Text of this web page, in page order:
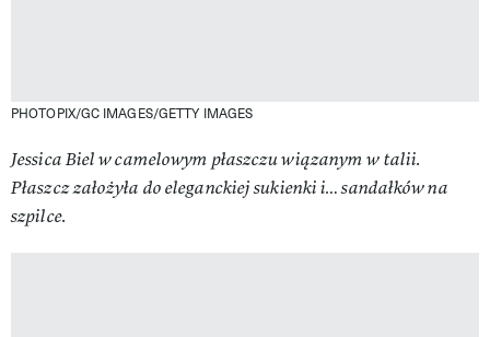
PHOTOPIX/GC IMAGES/GETTY IMAGES
Jessica Biel w camelowym płaszczu wiązanym w talii.
Płaszcz założyła do eleganckiej sukienki i… sandałków na
szpilce.